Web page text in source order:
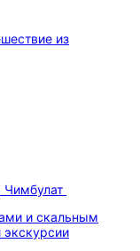
Чимбулат
и скальным